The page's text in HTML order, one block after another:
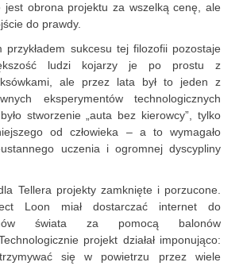
jest obrona projektu za wszelką cenę, ale
do prawdy.
przykładem sukcesu tej filozofii pozostaje
ludzi kojarzy je po prostu z
ale przez lata był to jeden z
eksperymentów technologicznych
stworzenie „auta bez kierowcy”, tylko
od człowieka – a to wymagało
uczenia i ogromnej dyscypliny
Tellera projekty zamknięte i porzucone.
Loon miał dostarczać internet do
świata za pomocą balonów
projekt działał imponująco:
się w powietrzu przez wiele